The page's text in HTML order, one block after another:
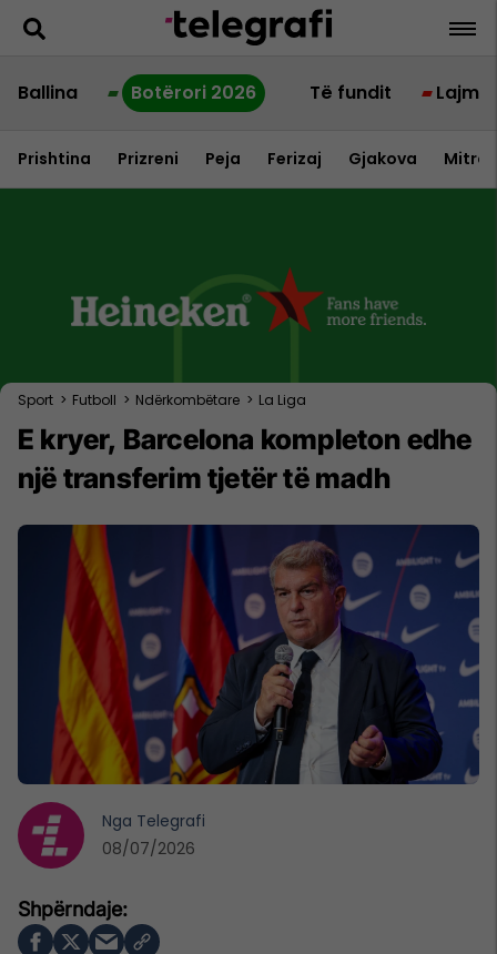
Ballina Botërori 2026 Të fundit Lajme
Prishtina Prizreni Peja Ferizaj Gjakova
Sport > Futboll > Ndërkombëtare > La Liga
E kryer, Barcelona kompleton edhe
një transferim tjetër të madh
Nga Telegrafi
08/07/2026